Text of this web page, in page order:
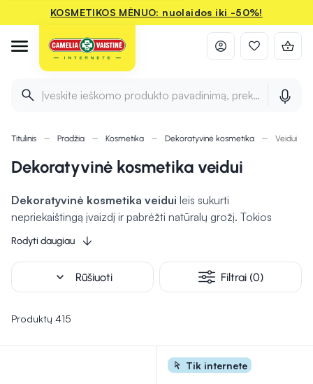
KOSMETIKOS MĖNUO: nuolaidos iki -50%!
Įveskite ieškomo produkto pavadinimą, prekės ženklą ir
Titulinis Pradžia Kosmetika Dekoratyvinė kosmetika Veidui
Dekoratyvinė kosmetika veidui
Dekoratyvinė kosmetika veidui leis sukurti
nepriekaištingą įvaizdį ir pabrėžti natūralų grožį. Tokios
priemonės kaip tonuojantys kremai, pudros ir skaistalai
padės
išlyginti odos atspalvį
odai žavaus spindesio. Dekoratyvinė kosmetika veidui
suteiks galimybęišryškinti jūsų bruožusir sukurti tiek
estetinės priemonės, bet ir galimybė jaustis užtikrintai.
Rodyti daugiau
expand_more Rūšiuoti Filtrai (0)
Produktų 415
Tik internete